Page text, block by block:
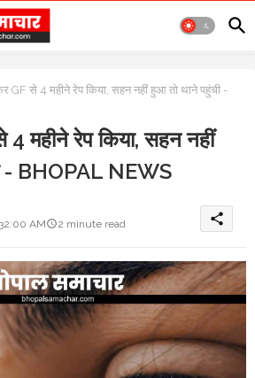
GF से 4 महीने रेप किया, सहन नहीं हुआ तो थाने पहुंची -
महीने रेप किया, सहन नहीं
- BHOPAL NEWS
AM
2 minute read share